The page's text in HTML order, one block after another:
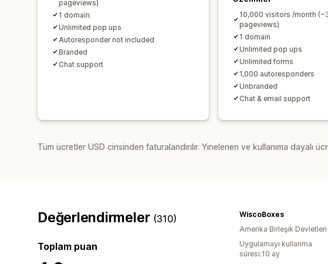
pageviews)
1 domain
Unlimited pop ups
Autoresponder not included
Branded
Chat support
10,000 visitors /month
pageviews)
1 domain
Unlimited pop ups
Unlimited forms
1,000 autoresponders
Unbranded
Chat & email support
Tüm ücretler USD cinsinden faturalandırılır. Yinelenen ve kullanıma dayalı
Değerlendirmeler (310)
Toplam puan
WiscoBoxes
Amerika Birleşik Devletleri
Uygulamayı kullanma
süresi:10 ay